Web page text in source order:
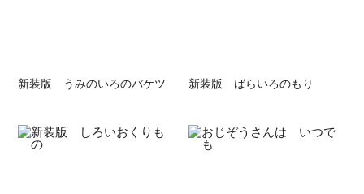
新装版 うみのいろのバケツ 新装版 ばらいろのもり